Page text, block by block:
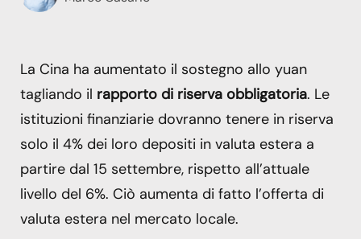
La Cina ha aumentato il sostegno allo yuan
tagliando il rapporto di riserva obbligatoria. Le
istituzioni finanziarie dovranno tenere in riserva
solo il 4% dei loro depositi in valuta estera a
partire dal 15 settembre, rispetto all’attuale
livello del 6%. Ciò aumenta di fatto l’offerta di
valuta estera nel mercato locale.